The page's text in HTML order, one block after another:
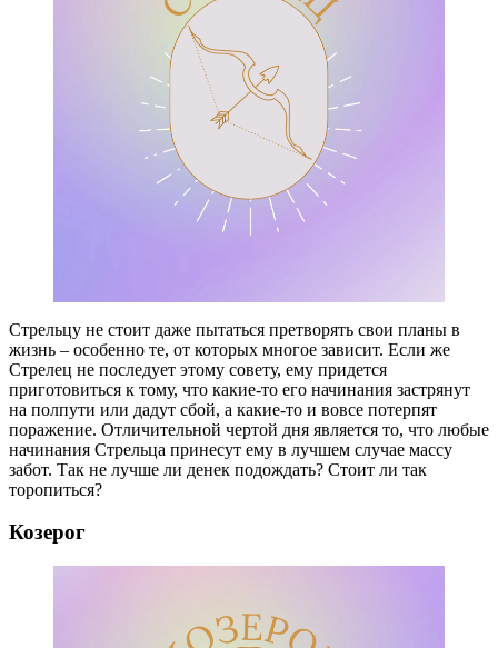
Стрельцу не стоит даже пытаться претворять свои планы в
жизнь – особенно те, от которых многое зависит. Если же
Стрелец не последует этому совету, ему придется
приготовиться к тому, что какие-то его начинания застрянут
на полпути или дадут сбой, а какие-то и вовсе потерпят
поражение. Отличительной чертой дня является то, что любые
начинания Стрельца принесут ему в лучшем случае массу
забот. Так не лучше ли денек подождать? Стоит ли так
торопиться?
Козерог